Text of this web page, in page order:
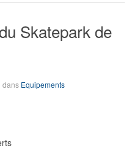
Skatepark de
dans Equipements